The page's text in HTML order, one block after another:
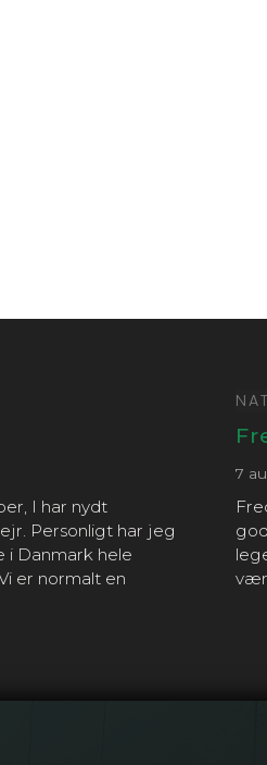
I har nydt
Personligt har jeg
i Danmark hele
er normalt en
7